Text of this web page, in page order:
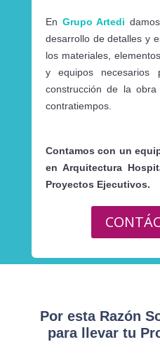
En Grupo Artedi damos
desarrollo de detalles y
los materiales,
y equipos
construcción de la
contratiempos.
Contamos con un
en Arquitectura
Proyectos Ejecutivos.
Por esta Razón
para llevar tu